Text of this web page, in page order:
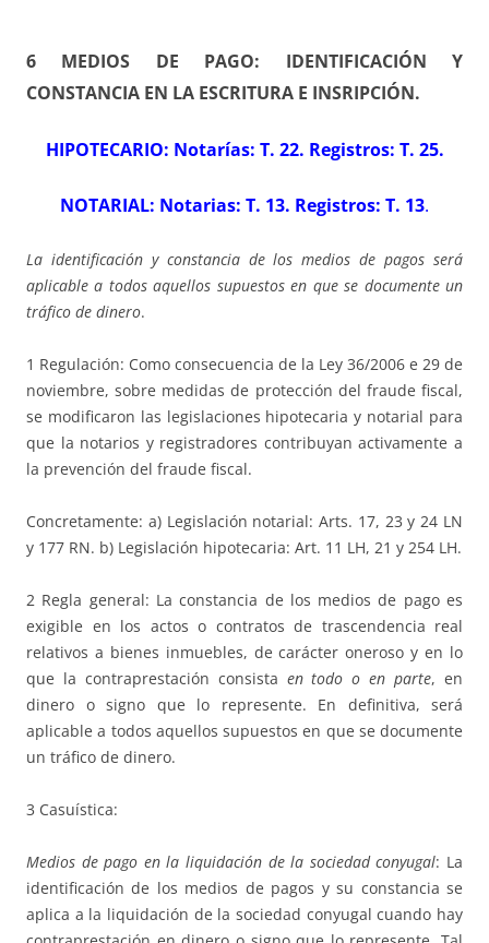
6 MEDIOS DE PAGO: IDENTIFICACIÓN Y
CONSTANCIA EN LA ESCRITURA E INSRIPCIÓN.
HIPOTECARIO: Notarías: T. 22. Registros: T. 25.
NOTARIAL: Notarias: T. 13. Registros: T. 13.
La identificación y constancia de los medios de pagos será
aplicable a todos aquellos supuestos en que se documente un
tráfico de dinero.
1 Regulación: Como consecuencia de la Ley 36/2006 e 29 de
noviembre, sobre medidas de protección del fraude fiscal,
se modificaron las legislaciones hipotecaria y notarial para
que la notarios y registradores contribuyan activamente a
la prevención del fraude fiscal.
Concretamente: a) Legislación notarial: Arts. 17, 23 y 24 LN
y 177 RN. b) Legislación hipotecaria: Art. 11 LH, 21 y 254 LH.
2 Regla general: La constancia de los medios de pago es
exigible en los actos o contratos de trascendencia real
relativos a bienes inmuebles, de carácter oneroso y en lo
que la contraprestación consista en todo o en parte, en
dinero o signo que lo represente. En definitiva, será
aplicable a todos aquellos supuestos en que se documente
un tráfico de dinero.
3 Casuística:
Medios de pago en la liquidación de la sociedad conyugal: La
identificación de los medios de pagos y su constancia se
aplica a la liquidación de la sociedad conyugal cuando hay